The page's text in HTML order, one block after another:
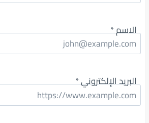
الاسم*
البريد الإلكتروني*